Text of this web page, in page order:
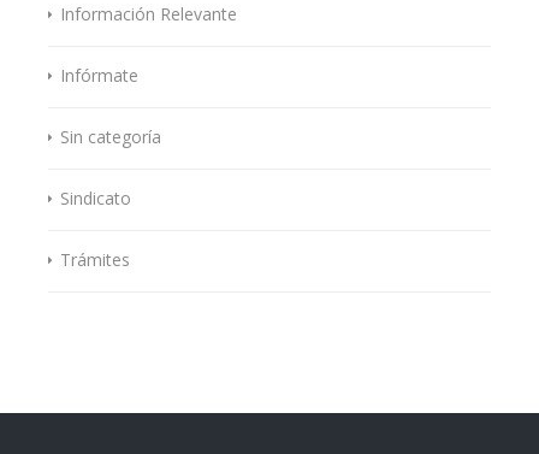
Información Relevante
Infórmate
Sin categoría
Sindicato
Trámites